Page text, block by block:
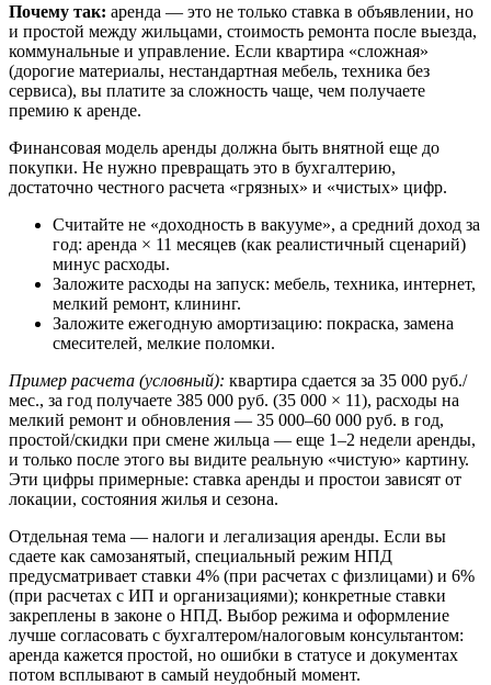
Почему так: аренда — это не только ставка в объявлении, но
и простой между жильцами, стоимость ремонта после выезда,
коммунальные и управление. Если квартира «сложная»
(дорогие материалы, нестандартная мебель, техника без
сервиса), вы платите за сложность чаще, чем получаете
премию к аренде.
Финансовая модель аренды должна быть внятной еще до
покупки. Не нужно превращать это в бухгалтерию,
достаточно честного расчета «грязных» и «чистых» цифр.
Считайте не «доходность в вакууме», а средний доход за
год: аренда × 11 месяцев (как реалистичный сценарий)
минус расходы.
Заложите расходы на запуск: мебель, техника, интернет,
мелкий ремонт, клининг.
Заложите ежегодную амортизацию: покраска, замена
смесителей, мелкие поломки.
Пример расчета (условный): квартира сдается за 35 000 руб./
мес., за год получаете 385 000 руб. (35 000 × 11), расходы на
мелкий ремонт и обновления — 35 000–60 000 руб. в год,
простой/скидки при смене жильца — еще 1–2 недели аренды,
и только после этого вы видите реальную «чистую» картину.
Эти цифры примерные: ставка аренды и простои зависят от
локации, состояния жилья и сезона.
Отдельная тема — налоги и легализация аренды. Если вы
сдаете как самозанятый, специальный режим НПД
предусматривает ставки 4% (при расчетах с физлицами) и 6%
(при расчетах с ИП и организациями); конкретные ставки
закреплены в законе о НПД. Выбор режима и оформление
лучше согласовать с бухгалтером/налоговым консультантом:
аренда кажется простой, но ошибки в статусе и документах
потом всплывают в самый неудобный момент.